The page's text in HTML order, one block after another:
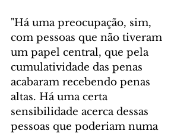
"Há uma preocupação, sim,
com pessoas que não tiveram
um papel central, que pela
cumulatividade das penas
acabaram recebendo penas
altas. Há uma certa
sensibilidade acerca dessas
pessoas que poderiam numa